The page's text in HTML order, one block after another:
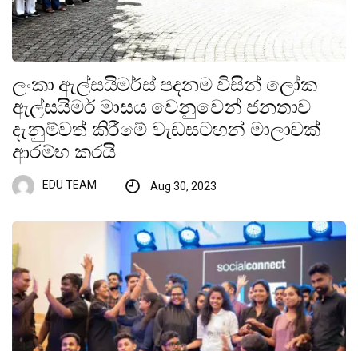
ලංකා ඇල්සයිමර්ස් පදනම විසින් ලෝක
ඇල්සයිමර් මාසය වෙනුවෙන් ජනතාව
දැනුම්වත් කිරීමේ වැඩසටහන් මාලාවක්
ආරම්භ කරයි
EDU TEAM Aug 30, 2023